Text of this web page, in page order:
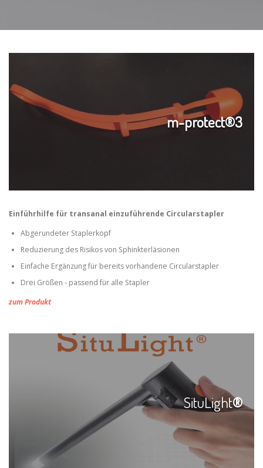
m-protect®3
Einführhilfe für transanal einzuführende Circularstapler
Abgerundeter Staplerkopf
Reduzierung des Risikos von Sphinkterläsionen
Einfache Ergänzung für bereits vorhandene Circularstapler
Drei Größen - passend für alle Stapler
zum Produkt
SituLight®